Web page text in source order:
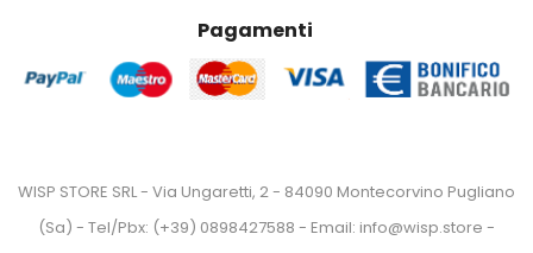
Pagamenti
WISP STORE SRL - Via Ungaretti, 2 - 84090 Montecorvino Pugliano
(Sa) - Tel/Pbx: (+39) 0898427588 - Email: info@wisp.store -